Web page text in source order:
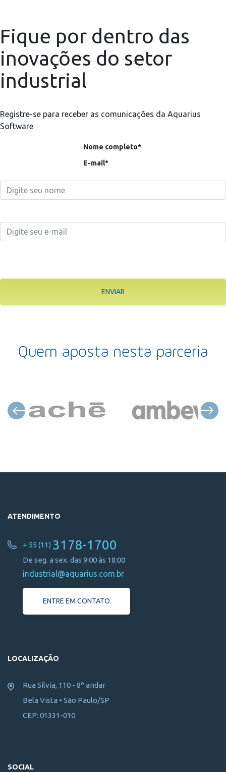
Fique por dentro das
inovações do setor
industrial
Registre-se para receber as comunicações da Aquarius
Software
Nome completo*
E-mail*
ENVIAR
Quem aposta nesta parceria
ATENDIMENTO
+ 55 (11) 3178-1700
De seg. a sex. das 9:00 às 18:00
industrial@aquarius.com.br
ENTRE EM CONTATO
LOCALIZAÇÃO
Rua Sílvia, 110 - 8º andar
Bela Vista • São Paulo/SP
CEP: 01331-010
SOCIAL